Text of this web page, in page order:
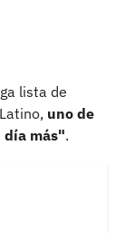
lista de
uno de
día más".